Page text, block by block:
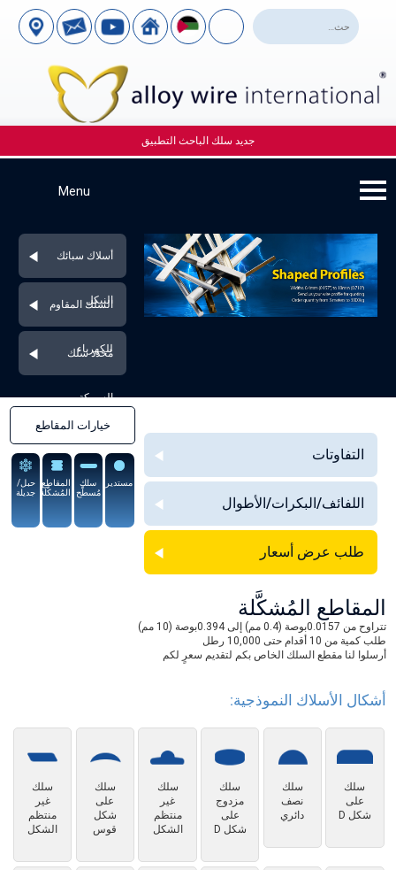
جديد سلك الباحث التطبيق
أسلاك سبائك
النيكل
السلك المقاوم
للكهرباء
مُحدد سلك
السبيكة
التفاوتات
اللفائف/البكرات/الأطوال
طلب عرض أسعار
خيارات المقاطع
مستدير
سلك
مُسطَّح
المقاطع
المُشكَّلة
حبل/
جديلة
المقاطع المُشكَّلة
تتراوح من 0.0157بوصة (0.4 مم) إلى 0.394بوصة (10 مم)
طلب كمية من 10 أقدام حتى 10,000 رطل
أرسلوا لنا مقطع السلك الخاص بكم لتقديم سعرٍ لكم
أشكال الأسلاك النموذجية:
سلك
على
شكل D
سلك
نصف
دائري
سلك
مزدوج
على
شكل D
سلك
غير
منتظم
الشكل
سلك
على
شكل
قوس
سلك
غير
منتظم
الشكل